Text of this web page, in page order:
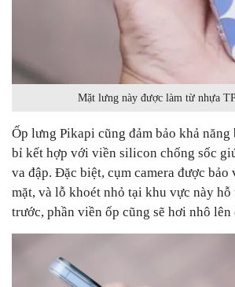
Mặt lưng này được làm từ nhựa
Ốp lưng Pikapi cũng đảm bảo khả
bỉ kết hợp với viền silicon chống sốc
va đập. Đặc biệt, cụm camera được
mặt, và lỗ khoét nhỏ tại khu vực này
trước, phần viền ốp cũng sẽ hơi nhô